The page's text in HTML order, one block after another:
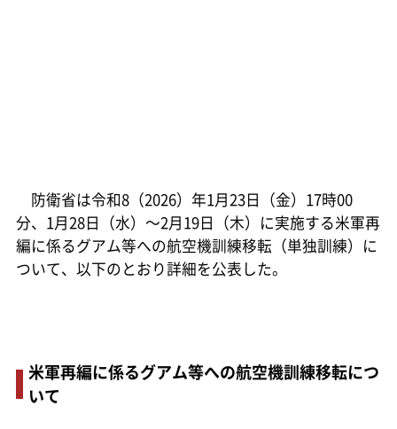
防衛省は令和8（2026）年1月23日（金）17時00
分、1月28日（水）～2月19日（木）に実施する米軍再
編に係るグアム等への航空機訓練移転（単独訓練）に
ついて、以下のとおり詳細を公表した。
米軍再編に係るグアム等への航空機訓練移転につ
いて